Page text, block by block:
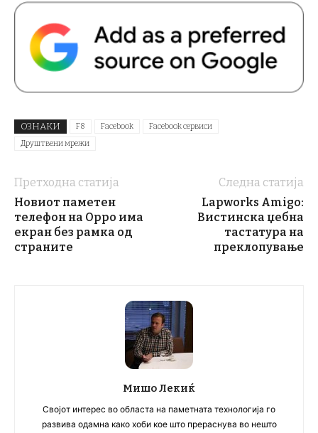
ОЗНАКИ F8 Facebook
Facebook сервиси
Друштвени мрежи
Претходна статија
Новиот паметен
телефон на Oppo има
екран без рамка од
страните
Следна статија
Lapworks Amigo:
Вистинска џебна
тастатура на
преклопување
Мишо Лекиќ
Својот интерес во областа на паметната технологија го
развива одамна како хоби кое што прераснува во нешто